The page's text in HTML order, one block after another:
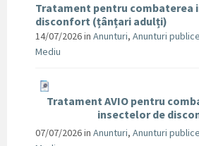
Tratament pentru combaterea
disconfort (țânțari adulți)
14/07/2026in Anunturi, Anunturi publice
Mediu
Tratament AVIO pentru
insectelor de
07/07/2026in Anunturi, Anunturi publice